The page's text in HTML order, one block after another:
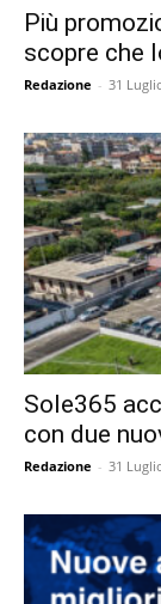
Più
scopre che
Redazione - 31
Sole365
con due
Redazione - 31